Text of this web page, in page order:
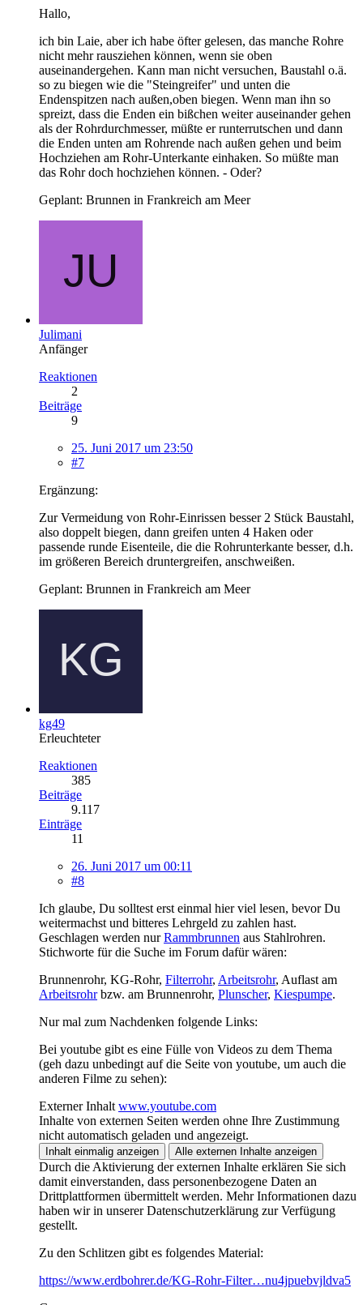
Hallo,
ich bin Laie, aber ich habe öfter gelesen, das manche Rohre
nicht mehr rausziehen können, wenn sie oben
auseinandergehen. Kann man nicht versuchen, Baustahl o.ä.
so zu biegen wie die "Steingreifer" und unten die
Endenspitzen nach außen,oben biegen. Wenn man ihn so
spreizt, dass die Enden ein bißchen weiter auseinander gehen
als der Rohrdurchmesser, müßte er runterrutschen und dann
die Enden unten am Rohrende nach außen gehen und beim
Hochziehen am Rohr-Unterkante einhaken. So müßte man
das Rohr doch hochziehen können. - Oder?
Geplant: Brunnen in Frankreich am Meer
Julimani
Anfänger
Reaktionen
2
Beiträge
9
25. Juni 2017 um 23:50
#7
Ergänzung:
Zur Vermeidung von Rohr-Einrissen besser 2 Stück Baustahl,
also doppelt biegen, dann greifen unten 4 Haken oder
passende runde Eisenteile, die die Rohrunterkante besser, d.h.
im größeren Bereich druntergreifen, anschweißen.
Geplant: Brunnen in Frankreich am Meer
kg49
Erleuchteter
Reaktionen
385
Beiträge
9.117
Einträge
11
26. Juni 2017 um 00:11
#8
Ich glaube, Du solltest erst einmal hier viel lesen, bevor Du
weitermachst und bitteres Lehrgeld zu zahlen hast.
Geschlagen werden nurRammbrunnen aus Stahlrohren.
Stichworte für die Suche im Forum dafür wären:
Brunnenrohr, KG-Rohr, Filterrohr, Arbeitsrohr, Auflast am
Arbeitsrohrbzw. am Brunnenrohr, Plunscher, Kiespumpe.
Nur mal zum Nachdenken folgende Links:
Bei youtube gibt es eine Fülle von Videos zu dem Thema
(geh dazu unbedingt auf die Seite von youtube, um auch die
anderen Filme zu sehen):
Externer Inhalt www.youtube.com
Inhalte von externen Seiten werden ohne Ihre Zustimmung
nicht automatisch geladen und angezeigt.
Inhalt einmalig anzeigen Alle externen Inhalte anzeigen
Durch die Aktivierung der externen Inhalte erklären Sie sich
damit einverstanden, dass personenbezogene Daten an
Drittplattformen übermittelt werden. Mehr Informationen dazu
haben wir in unserer Datenschutzerklärung zur Verfügung
gestellt.
Zu den Schlitzen gibt es folgendes Material:
https://www.erdbohrer.de/KG-Rohr-Filter…nu4jpuebvjldva5